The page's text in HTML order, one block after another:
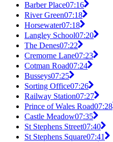
Barber Place07:16
River Green07:18
Horsewater07:18
Langley School07:20
The Denes07:22
Cremorne Lane07:23
Cotman Road07:24
Busseys07:25
Sorting Office07:26
Railway Station07:27
Prince of Wales Road07:28
Castle Meadow07:35
St Stephens Street07:40
St Stephens Square07:41